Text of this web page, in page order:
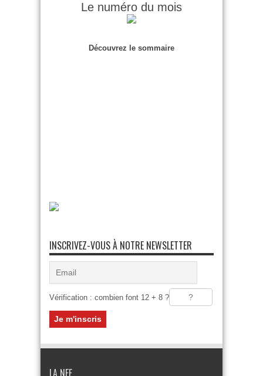
Le numéro du mois
Découvrez le sommaire
INSCRIVEZ-VOUS À NOTRE NEWSLETTER
Vérification : combien font 12 + 8 ?
LA NEF